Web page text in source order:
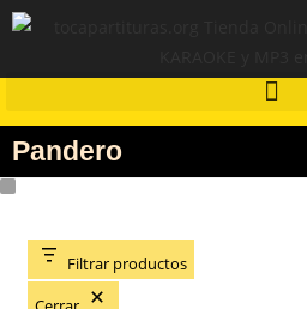
Pandero
Filtrar productos